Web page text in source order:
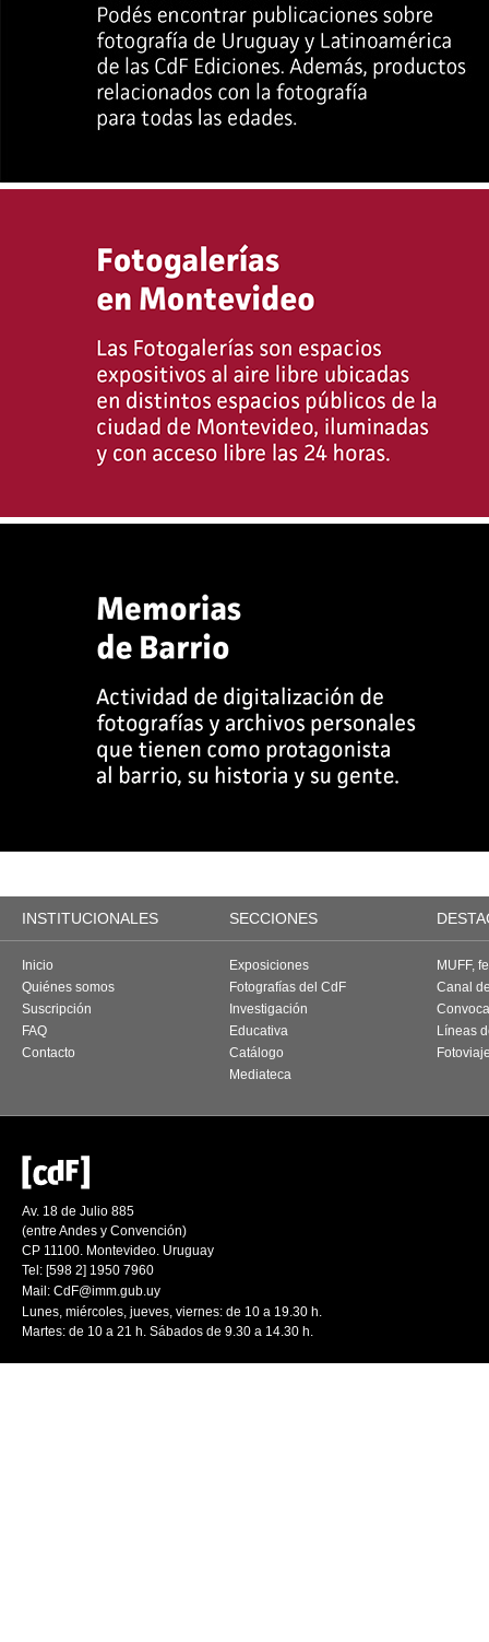
INSTITUCIONALES SECCIONES
Inicio
Quiénes somos
Suscripción
FAQ
Contacto
Exposiciones
Fotografías del CdF
Investigación
Educativa
Catálogo
Mediateca
MUFF,
Canal
Líneas
Av. 18 de Julio 885
(entre Andes y Convención)
CP 11100. Montevideo. Uruguay
Tel: [598 2] 1950 7960
Mail: CdF@imm.gub.uy
Lunes, miércoles, jueves, viernes: de 10 a 19.30 h.
Martes: de 10 a 21 h. Sábados de 9.30 a 14.30 h.